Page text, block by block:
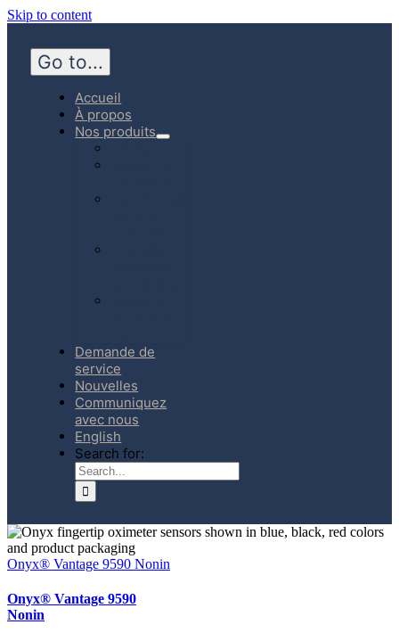
Skip to content
Go to...
Accueil
À propos
Nos produits
Demande de
service
Nouvelles
Communiquez
avec nous
English
Search for:
Onyx® Vantage 9590 Nonin
Onyx® Vantage 9590
Nonin